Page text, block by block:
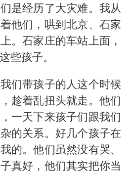
是经历了大灾难。我从
他们，哄到北京、石家
。石家庄的车站上面，
些孩子。
们带孩子的人这个时候
趁着乱扭头就走。他们
一天下来孩子们跟我们
的关系。好几个孩子在
的。他们虽然没有哭、
真好，他们其实把你当